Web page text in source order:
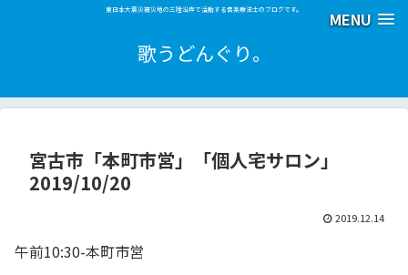
MENU
東日本大震災被災地の三陸沿岸で活動する音楽療法士のブログです。
歌うどんぐり。
宮古市「本町市営」「個人宅サロン」
2019/10/20
2019.12.14
午前10:30-本町市営